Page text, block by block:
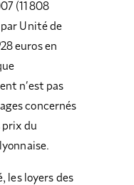
(11 808
Unité de
euros en
n’est pas
concernés
prix du
les loyers des